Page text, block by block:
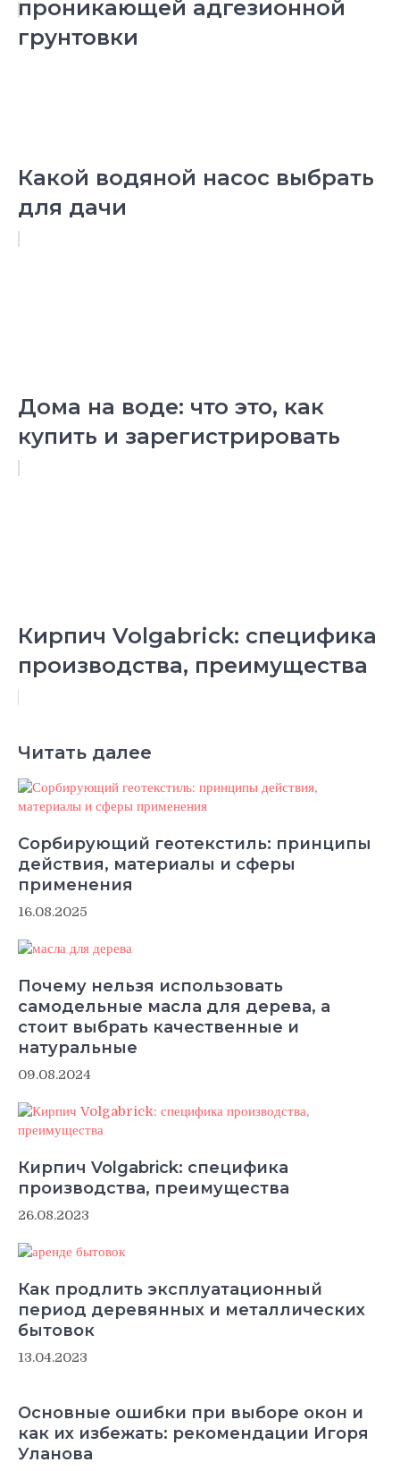
проникающей адгезионной
грунтовки
Какой водяной насос выбрать
для дачи
Дома на воде: что это, как
купить и зарегистрировать
Кирпич Volgabrick: специфика
производства, преимущества
Читать далее
Сорбирующий геотекстиль: принципы
действия, материалы и сферы
применения
16.08.2025
Почему нельзя использовать
самодельные масла для дерева, а
стоит выбрать качественные и
натуральные
09.08.2024
Кирпич Volgabrick: специфика
производства, преимущества
26.08.2023
Как продлить эксплуатационный
период деревянных и металлических
бытовок
13.04.2023
Основные ошибки при выборе окон и
как их избежать: рекомендации Игоря
Уланова